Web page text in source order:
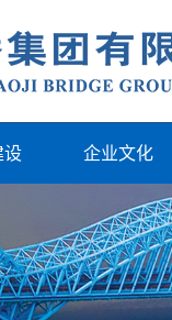
设 企业文化